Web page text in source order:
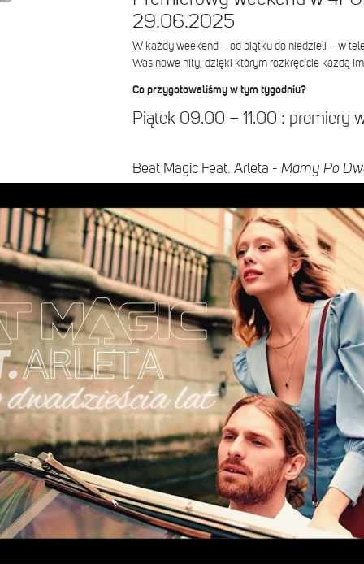
29.06.2025
W każdy weekend – od piątku do niedzieli – w
Was nowe hity, dzięki którym rozkręcicie każdą
Co przygotowaliśmy w tym tygodniu?
Piątek 09.00 – 11.00 : premiery
Beat Magic Feat. Arleta - Mamy Po